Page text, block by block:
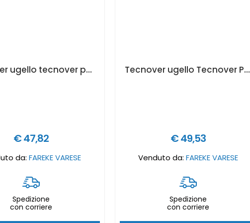
Tecnover ugello tecnover paintip standard - Dimensione ugelli Tecnover: 107
€ 47,82
da: FAREKE VARESE
Spedizione
con corriere
Tecnover ugello Tecnover Paintip low pressure - Dimensione ugelli Tecnover: 211
€ 49,53
Venduto da:FAREKE VARESE
Spedizione
con corriere